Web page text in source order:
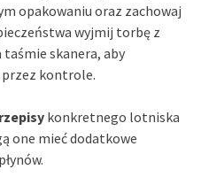
opakowaniu oraz zachowaj
wyjmij torbę z
taśmie skanera, aby
przez kontrole.
konkretnego lotniska
one mieć dodatkowe